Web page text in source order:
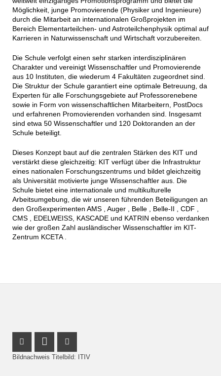
Möglichkeit, junge Promovierende (Physiker und Ingenieure)
durch die Mitarbeit an internationalen Großprojekten im
Bereich Elementarteilchen- und Astroteilchenphysik optimal auf
Karrieren in Naturwissenschaft und Wirtschaft vorzubereiten.
Die Schule verfolgt einen sehr starken interdisziplinären
Charakter und vereinigt Wissenschaftler und Promovierende
aus 10 Instituten, die wiederum 4 Fakultäten zugeordnet sind.
Die Struktur der Schule garantiert eine optimale Betreuung, da
Experten für alle Forschungsgebiete auf Professorenebene
sowie in Form von wissenschaftlichen Mitarbeitern, PostDocs
und erfahrenen Promovierenden vorhanden sind. Insgesamt
sind etwa 50 Wissenschaftler und 120 Doktoranden an der
Schule beteiligt.
Dieses Konzept baut auf die zentralen Stärken des KIT und
verstärkt diese gleichzeitig: KIT verfügt über die Infrastruktur
eines nationalen Forschungszentrums und bildet gleichzeitig
als Universität motivierte junge Wissenschaftler aus. Die
Schule bietet eine internationale und multikulturelle
Arbeitsumgebung, die wir unseren führenden Beteiligungen an
den Großexperimenten AMS , Auger , Belle , Belle-II , CDF ,
CMS , EDELWEISS, KASCADE und KATRIN ebenso verdanken
wie der großen Zahl ausländischer Wissenschaftler im KIT-
Zentrum KCETA .
Instagram Profil
LinkedIn Profil
Bildnachweis Titelbild: ITIV